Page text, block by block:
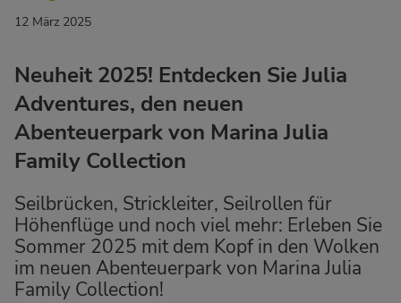
12 März 2025
Neuheit 2025! Entdecken Sie Julia
Adventures, den neuen
Abenteuerpark von Marina Julia
Family Collection
Seilbrücken, Strickleiter, Seilrollen für
Höhenflüge und noch viel mehr: Erleben Sie
Sommer 2025 mit dem Kopf in den Wolken
im neuen Abenteuerpark von Marina Julia
Family Collection!